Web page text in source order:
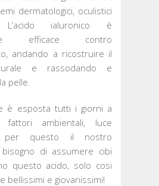
dermatologici, oculistici
ialuronico è
efficace contro
andando a ricostruire il
e rassodando e
pelle.
è esposta tutti i giorni a
fattori ambientali, luce
per questo il nostro
di assumere cibi
questo acido, solo cosi
bellissimi e giovanissimi!